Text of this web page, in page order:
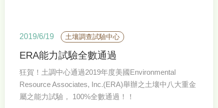
2019/6/19 土壤調查試驗中心
ERA能力試驗全數通過
狂賀！土調中心通過2019年度美國Environmental
Resource Associates, Inc.(ERA)舉辦之土壤中八大重金
屬之能力試驗， 100%全數通過！！